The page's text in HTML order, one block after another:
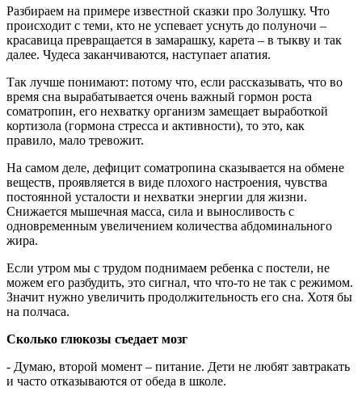
Разбираем на примере известной сказки про Золушку. Что
происходит с теми, кто не успевает уснуть до полуночи –
красавица превращается в замарашку, карета – в тыкву и так
далее. Чудеса заканчиваются, наступает апатия.
Так лучше понимают: потому что, если рассказывать, что во
время сна вырабатывается очень важный гормон роста
соматропин, его нехватку организм замещает выработкой
кортизола (гормона стресса и активности), то это, как
правило, мало тревожит.
На самом деле, дефицит соматропина сказывается на обмене
веществ, проявляется в виде плохого настроения, чувства
постоянной усталости и нехватки энергии для жизни.
Снижается мышечная масса, сила и выносливость с
одновременным увеличением количества абдоминального
жира.
Если утром мы с трудом поднимаем ребенка с постели, не
можем его разбудить, это сигнал, что что-то не так с режимом.
Значит нужно увеличить продолжительность его сна. Хотя бы
на полчаса.
Сколько глюкозы съедает мозг
- Думаю, второй момент – питание. Дети не любят завтракать
и часто отказываются от обеда в школе.